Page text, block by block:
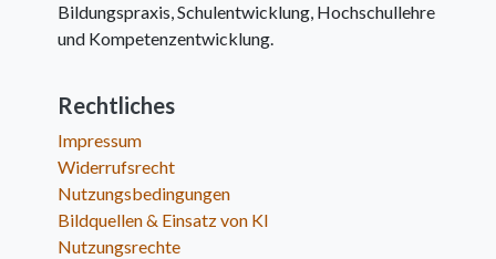
Bildungspraxis, Schulentwicklung, Hochschullehre
und Kompetenzentwicklung.
Rechtliches
Impressum
Widerrufsrecht
Nutzungsbedingungen
Bildquellen & Einsatz von KI
Nutzungsrechte